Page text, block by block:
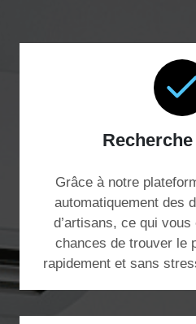
Grâce à notre
automatiquement des
d’artisans, ce qui
chances de trouver le
rapidement et sans